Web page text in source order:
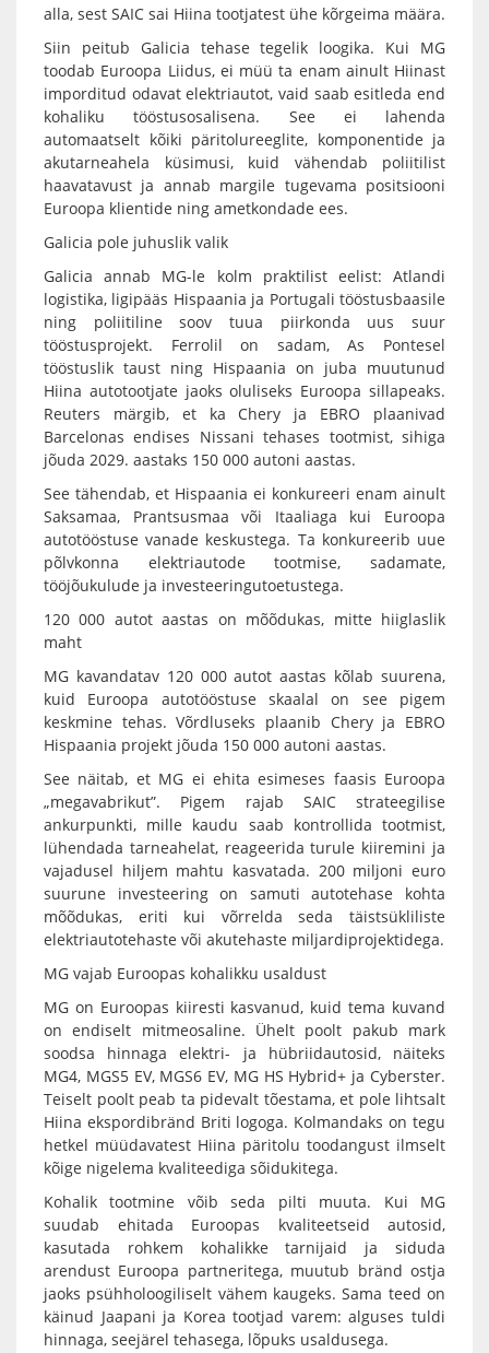
alla, sest SAIC sai Hiina tootjatest ühe kõrgeima määra.
Siin peitub Galicia tehase tegelik loogika. Kui MG
toodab Euroopa Liidus, ei müü ta enam ainult Hiinast
imporditud odavat elektriautot, vaid saab esitleda end
kohaliku tööstusosalisena. See ei lahenda
automaatselt kõiki päritolureeglite, komponentide ja
akutarneahela küsimusi, kuid vähendab poliitilist
haavatavust ja annab margile tugevama positsiooni
Euroopa klientide ning ametkondade ees.
Galicia pole juhuslik valik
Galicia annab MG-le kolm praktilist eelist: Atlandi
logistika, ligipääs Hispaania ja Portugali tööstusbaasile
ning poliitiline soov tuua piirkonda uus suur
tööstusprojekt. Ferrolil on sadam, As Pontesel
tööstuslik taust ning Hispaania on juba muutunud
Hiina autotootjate jaoks oluliseks Euroopa sillapeaks.
Reuters märgib, et ka Chery ja EBRO plaanivad
Barcelonas endises Nissani tehases tootmist, sihiga
jõuda 2029. aastaks 150 000 autoni aastas.
See tähendab, et Hispaania ei konkureeri enam ainult
Saksamaa, Prantsusmaa või Itaaliaga kui Euroopa
autotööstuse vanade keskustega. Ta konkureerib uue
põlvkonna elektriautode tootmise, sadamate,
tööjõukulude ja investeeringutoetustega.
120 000 autot aastas on mõõdukas, mitte hiiglaslik
maht
MG kavandatav 120 000 autot aastas kõlab suurena,
kuid Euroopa autotööstuse skaalal on see pigem
keskmine tehas. Võrdluseks plaanib Chery ja EBRO
Hispaania projekt jõuda 150 000 autoni aastas.
See näitab, et MG ei ehita esimeses faasis Euroopa
„megavabrikut”. Pigem rajab SAIC strateegilise
ankurpunkti, mille kaudu saab kontrollida tootmist,
lühendada tarneahelat, reageerida turule kiiremini ja
vajadusel hiljem mahtu kasvatada. 200 miljoni euro
suurune investeering on samuti autotehase kohta
mõõdukas, eriti kui võrrelda seda täistsükliliste
elektriautotehaste või akutehaste miljardiprojektidega.
MG vajab Euroopas kohalikku usaldust
MG on Euroopas kiiresti kasvanud, kuid tema kuvand
on endiselt mitmeosaline. Ühelt poolt pakub mark
soodsa hinnaga elektri- ja hübriidautosid, näiteks
MG4, MGS5 EV, MGS6 EV, MG HS Hybrid+ ja Cyberster.
Teiselt poolt peab ta pidevalt tõestama, et pole lihtsalt
Hiina ekspordibränd Briti logoga. Kolmandaks on tegu
hetkel müüdavatest Hiina päritolu toodangust ilmselt
kõige nigelema kvaliteediga sõidukitega.
Kohalik tootmine võib seda pilti muuta. Kui MG
suudab ehitada Euroopas kvaliteetseid autosid,
kasutada rohkem kohalikke tarnijaid ja siduda
arendust Euroopa partneritega, muutub bränd ostja
jaoks psühholoogiliselt vähem kaugeks. Sama teed on
käinud Jaapani ja Korea tootjad varem: alguses tuldi
hinnaga, seejärel tehasega, lõpuks usaldusega.